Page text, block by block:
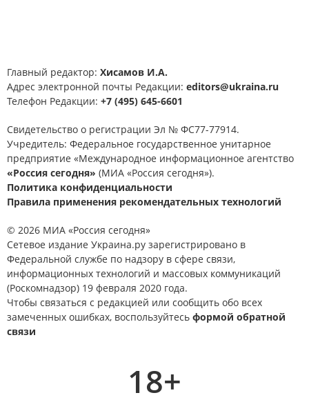
Главный редактор: Хисамов И.А.
Адрес электронной почты Редакции: editors@ukraina.ru
Телефон Редакции: +7 (495) 645-6601
Свидетельство о регистрации Эл № ФС77-77914.
Учредитель: Федеральное государственное унитарное
предприятие «Международное информационное агентство
«Россия сегодня» (МИА «Россия сегодня»).
Политика конфиденциальности
Правила применения рекомендательных технологий
© 2026 МИА «Россия сегодня»
Сетевое издание Украина.ру зарегистрировано в
Федеральной службе по надзору в сфере связи,
информационных технологий и массовых коммуникаций
(Роскомнадзор) 19 февраля 2020 года.
Чтобы связаться с редакцией или сообщить обо всех
замеченных ошибках, воспользуйтесь формой обратной
связи
18+